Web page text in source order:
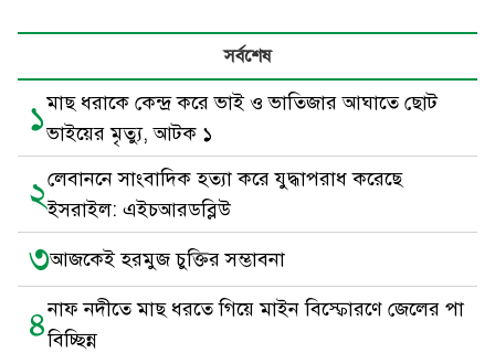
সর্বশেষ
১মাছ ধরাকে কেন্দ্র করে ভাই ও ভাতিজার আঘাতে ছোট
ভাইয়ের মৃত্যু, আটক ১
২লেবাননে সাংবাদিক হত্যা করে যুদ্ধাপরাধ করেছে
ইসরাইল: এইচআরডব্লিউ
৩আজকেই হরমুজ চুক্তির সম্ভাবনা
৪নাফ নদীতে মাছ ধরতে গিয়ে মাইন বিস্ফোরণে জেলের পা
বিচ্ছিন্ন